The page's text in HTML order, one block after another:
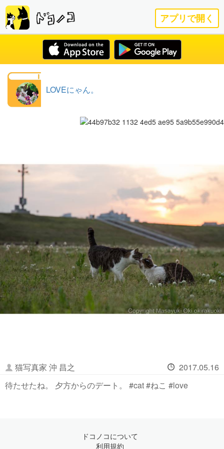
アプリで開く
LOVEにゃん。
猫写真家 沖 昌之
2017.05.16
待たせたね。 夕方からのデート。 #cat #ねこ #love
ドコノコについて
利用規約